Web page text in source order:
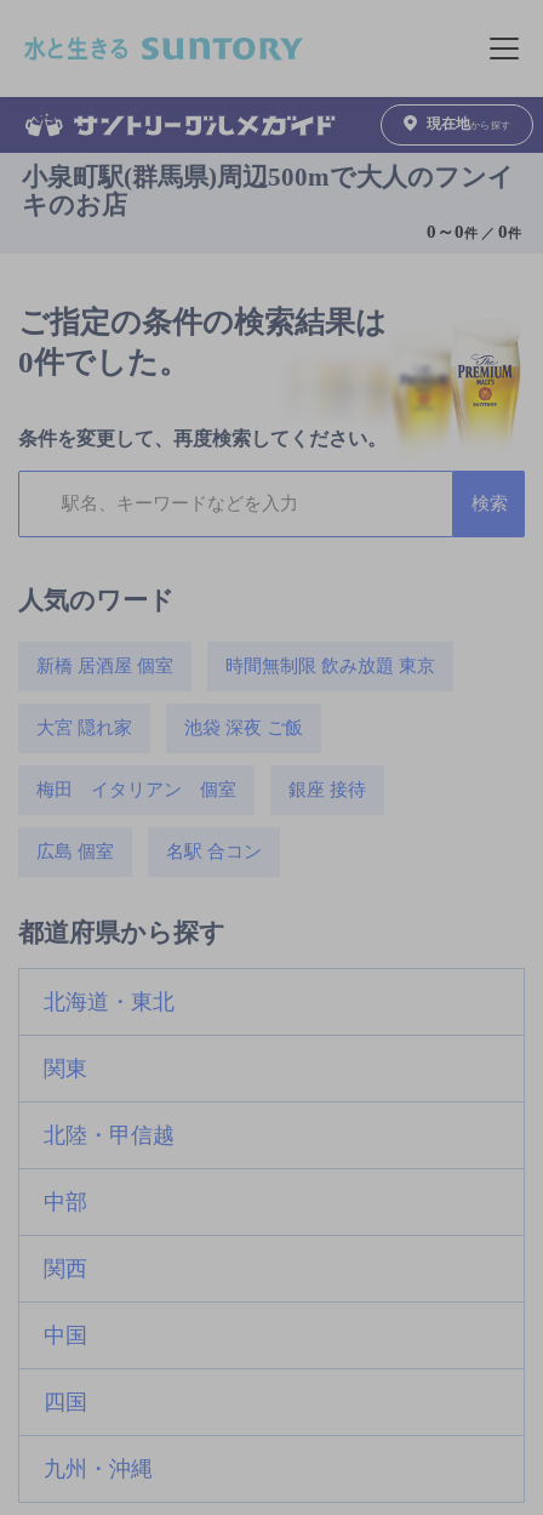
メニュ
現在地から探す
小泉町駅(群馬県)周辺500mで大人のフンイ
キのお店
0 ～0件 ／0件
ご指定の条件の検索結果は
0件でした。
条件を変更して、再度検索してください。
人気のワード
新橋 居酒屋 個室 時間無制限 飲み放題 東京
大宮 隠れ家 池袋 深夜 ご飯
梅田 イタリアン 個室 銀座 接待
広島 個室 名駅 合コン
都道府県から探す
北海道・東北
関東
北陸・甲信越
中部
関西
中国
四国
九州・沖縄